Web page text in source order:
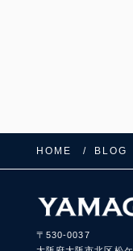
HOME BLOG
〒530-0037